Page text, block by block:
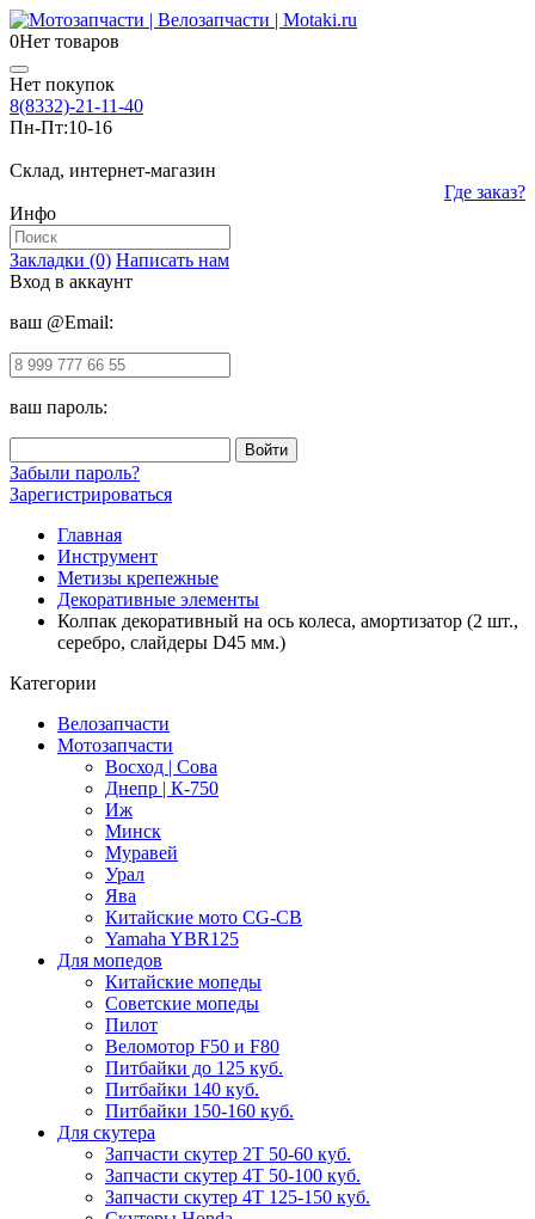
0Нет товаров
Нет покупок
8(8332)-21-11-40
Пн-Пт:10-16
Склад, интернет-магазин
Где заказ?
Инфо
Закладки (0) Написать нам
Вход в аккаунт
ваш @Email:
ваш пароль:
Забыли пароль?
Зарегистрироваться
Главная
Инструмент
Метизы крепежные
Декоративные элементы
Колпак декоративный на ось колеса, амортизатор (2 шт.,
серебро, слайдеры D45 мм.)
Категории
Велозапчасти
Мотозапчасти
Восход | Сова
Днепр | К-750
Иж
Минск
Муравей
Урал
Ява
Китайские мото CG-CB
Yamaha YBR125
Для мопедов
Китайские мопеды
Советские мопеды
Пилот
Веломотор F50 и F80
Питбайки до 125 куб.
Питбайки 140 куб.
Питбайки 150-160 куб.
Для скутера
Запчасти скутер 2Т 50-60 куб.
Запчасти скутер 4Т 50-100 куб.
Запчасти скутер 4Т 125-150 куб.